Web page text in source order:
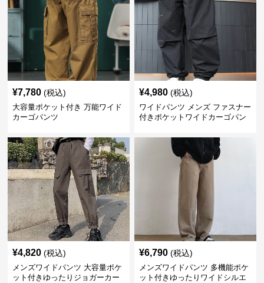
¥7,780 (税込)
大容量ポケット付き 万能ワイド
カーゴパンツ
¥4,980 (税込)
ワイドパンツ メンズ ファスナー
付きポケットワイドカーゴパン
¥4,820 (税込)
メンズワイドパンツ 大容量ポケ
ット付きゆったりジョガーカー
¥6,790 (税込)
メンズワイドパンツ 多機能ポケ
ット付きゆったりワイドシルエ